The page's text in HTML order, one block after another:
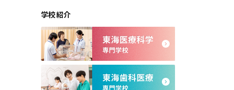
学校紹介